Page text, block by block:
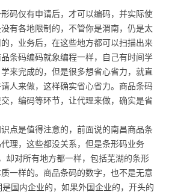
码仅有申请后，才可以编码，并实际使
有各地限制的，不管你是渭南，仍是太
，业务后，在这些地方都可以扫描出来
条码编码就象编程一样，自己有时间学
来完成的，但是很多想省心省力，就直
人来做，这样确实省心省力。商品条码
，编码等环节，让代理来做，确实是省
点是值得注意的，前面说的南昌商品条
理，这些都没关系，但是条形码业务
却对所有地方都一样，包括芜湖的条形
一样的。商品条码的数字，也不是无意
国内企业的，如果外国企业的，开头的